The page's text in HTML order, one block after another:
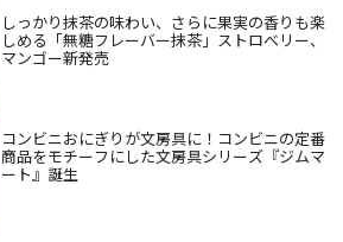
しっかり抹茶の味わい、さらに果実の香りも楽
しめる「無糖フレーバー抹茶」ストロベリー、
マンゴー新発売
コンビニおにぎりが文房具に！コンビニの定番
商品をモチーフにした文房具シリーズ『ジムマ
ート』誕生